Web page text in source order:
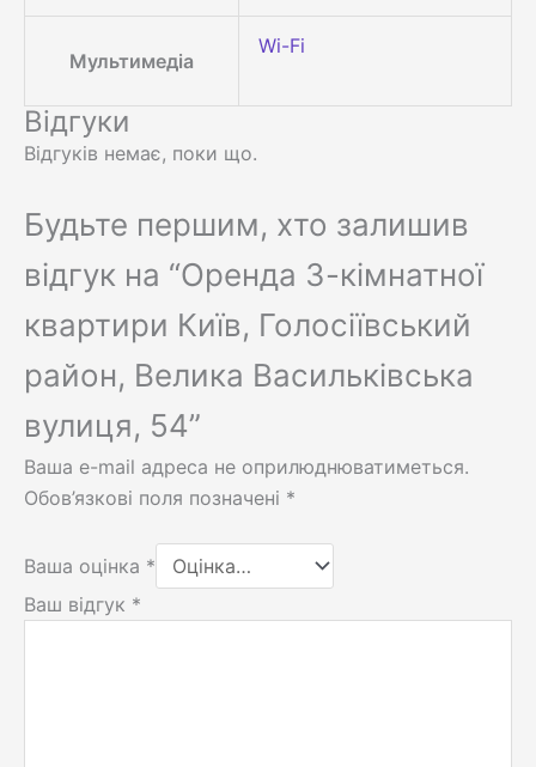
Мультимедіа
Wi-Fi
Відгуки
Відгуків немає, поки що.
Будьте першим, хто залишив
відгук на “Оренда 3-кімнатної
квартири Київ, Голосіївський
район, Велика Васильківська
вулиця, 54”
Ваша e-mail адреса не оприлюднюватиметься.
Обов’язкові поля позначені *
Ваша оцінка *
Ваш відгук *